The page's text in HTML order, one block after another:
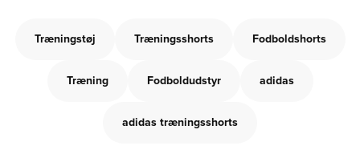
Træningstøj Træningsshorts Fodboldshorts
Træning Fodboldudstyr adidas
adidas træningsshorts